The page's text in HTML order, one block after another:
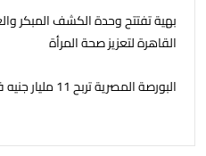
بهية تفتتح وحدة الكشف المبكر
القاهرة لتعزيز صحة المرأة
البورصة المصرية تربح 11 مليار جنيه فى ختام تعاملات الأسبوع